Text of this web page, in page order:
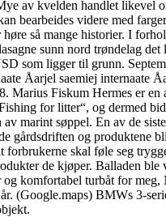
av kvelden handlet likevel
bearbeides videre med
høre så mange historier. I
sunn nord trøndelag
som ligger til grunn.
Åarjel saemiej internaate
Marius Fiskum Hermes er en
for litter“, og dermed
marint søppel. En av de
gårdsdriften og produktene
forbrukerne skal føle seg
de kjøper. Balladen ble
og komfortabel turbåt for meg,
(Google.maps) BMWs 3-